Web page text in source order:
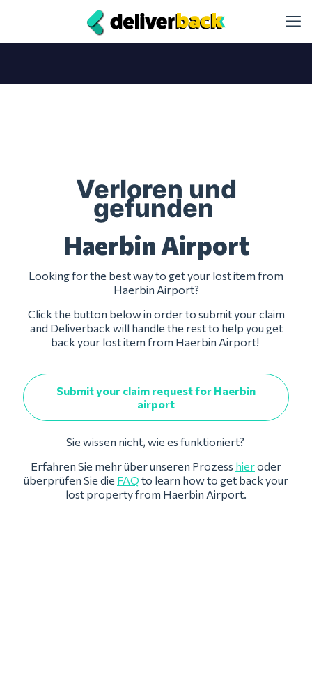
Verloren und
gefunden
Haerbin Airport
Looking for the best way to get your lost item from
Haerbin Airport?
Click the button below in order to submit your claim
and Deliverback will handle the rest to help you get
back your lost item from Haerbin Airport!
Submit your claim request for Haerbin
airport
Sie wissen nicht, wie es funktioniert?
Erfahren Sie mehr über unseren Prozess hieroder
überprüfen Sie die FAQ to learn how to get back your
lost property from Haerbin Airport.